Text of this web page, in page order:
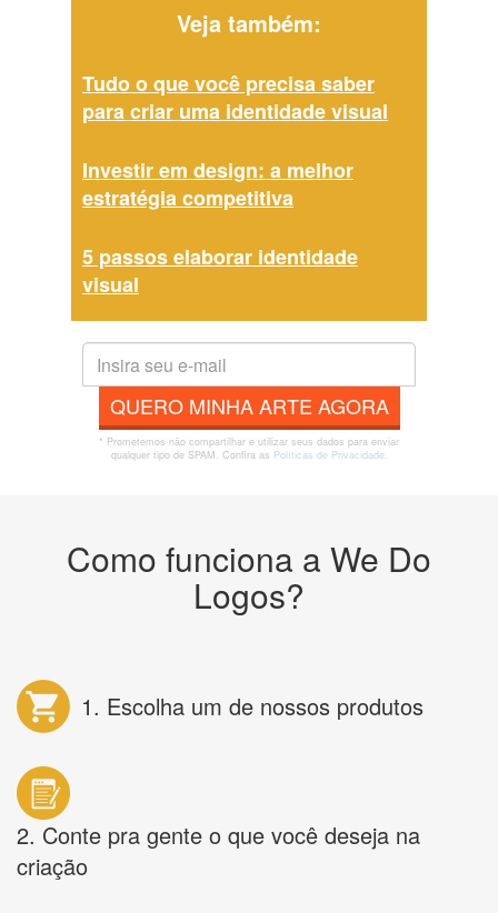
Veja também:
Tudo o que você precisa saber
para criar uma identidade visual
Investir em design: a melhor
estratégia competitiva
5 passos elaborar identidade
visual
QUERO MINHA ARTE AGORA
* Prometemos não compartilhar e utilizar seus dados para enviar
qualquer tipo de SPAM. Confira as Políticas de Privacidade.
Como funciona a We Do
Logos?
1. Escolha um de nossos produtos
2. Conte pra gente o que você deseja na
criação